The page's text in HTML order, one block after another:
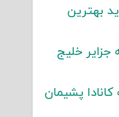
بهترین
جزایر خلیج
کانادا پشیمان